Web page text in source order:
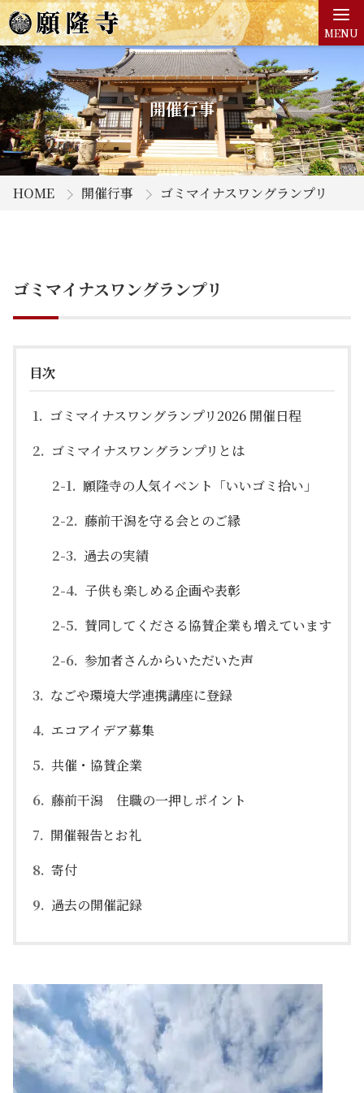
MENU
開催行事
HOME 開催行事 ゴミマイナスワングランプリ
ゴミマイナスワングランプリ
目次
ゴミマイナスワングランプリ2026 開催日程
ゴミマイナスワングランプリとは
願隆寺の人気イベント「いいゴミ拾い」
藤前干潟を守る会とのご縁
過去の実績
子供も楽しめる企画や表彰
賛同してくださる協賛企業も増えています
参加者さんからいただいた声
なごや環境大学連携講座に登録
エコアイデア募集
共催・協賛企業
藤前干潟 住職の一押しポイント
開催報告とお礼
寄付
過去の開催記録